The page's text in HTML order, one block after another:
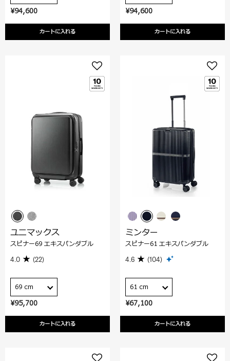
¥94,600
カートに入れる
¥94,600
カートに入れる
¥95,700
カートに入れる
ユニマックス
スピナー69 エキスパンダブル
4.0 (22)
69 cm
¥67,100
カートに入れる
ミンター
スピナー61 エキスパンダブル
4.6 (104)
61 cm